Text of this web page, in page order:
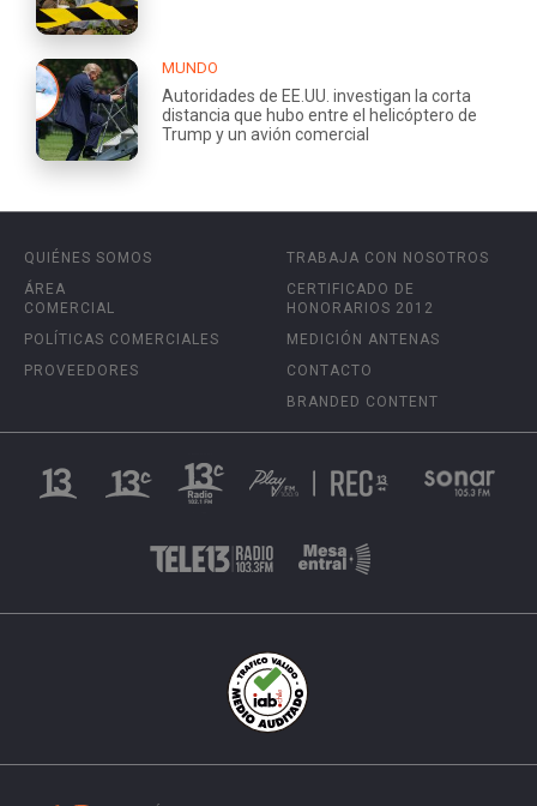
MUNDO
Autoridades de EE.UU. investigan la corta
distancia que hubo entre el helicóptero de
Trump y un avión comercial
QUIÉNES SOMOS
ÁREA
COMERCIAL
POLÍTICAS COMERCIALES
PROVEEDORES
TRABAJA CON NOSOTROS
CERTIFICADO DE
HONORARIOS 2012
MEDICIÓN ANTENAS
CONTACTO
BRANDED CONTENT